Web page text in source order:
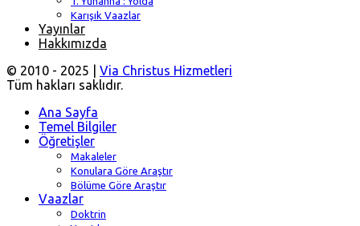
Karışık Vaazlar
Yayınlar
Hakkımızda
© 2010 - 2025 | Via Christus Hizmetleri
Tüm hakları saklıdır.
Ana Sayfa
Temel Bilgiler
Öğretişler
Makaleler
Konulara Göre Araştır
Bölüme Göre Araştır
Vaazlar
Doktrin